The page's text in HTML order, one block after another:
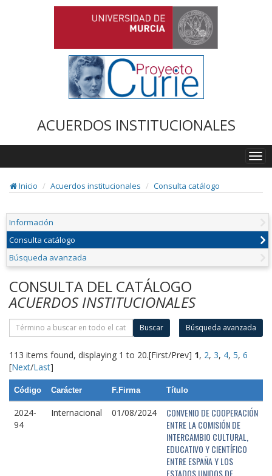
ACUERDOS INSTITUCIONALES
Inicio
Acuerdos institucionales Consulta catálogo
Información
Consulta catálogo
Búsqueda avanzada
CONSULTA DEL CATÁLOGO
ACUERDOS INSTITUCIONALES
Buscar Búsqueda avanzada
113 items found, displaying 1 to 20.[First/Prev] 1, 2, 3, 4, 5, 6
[Next/Last]
Código Carácter F.Firma Título
2024-
94
Internacional 01/08/2024
CONVENIO DE COOPERACIÓN
ENTRE LA COMISIÓN DE
INTERCAMBIO CULTURAL,
EDUCATIVO Y CIENTÍFICO
ENTRE ESPAÑA Y LOS
ESTADOS UNIDOS DE